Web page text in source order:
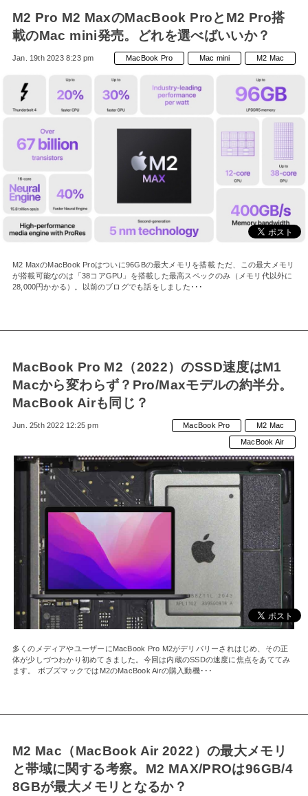
M2 Pro M2 MaxのMacBook ProとM2 Pro搭
載のMac mini発売。どれを選べばいいか？
Jan. 19th 2023 8:23 pm MacBook Pro Mac mini M2 Mac
M2 MaxのMacBook Proはついに96GBの最大メモリを搭載 ただ、この最大メモリ
が搭載可能なのは「38コアGPU」を搭載した最高スペックのみ（メモリ代以外に
28,000円かかる）。以前のブログでも話をしました･･･
MacBook Pro M2（2022）のSSD速度はM1
Macから変わらず？Pro/Maxモデルの約半分。
MacBook Airも同じ？
Jun. 25th 2022 12:25 pm MacBook Pro
M2 Mac
MacBook Air
多くのメディアやユーザーにMacBook Pro M2がデリバリーされはじめ、その正
体が少しづつわかり初めてきました。今回は内蔵のSSDの速度に焦点をあててみ
ます。 ボブズマックではM2のMacBook Airの購入動機･･･
M2 Mac（MacBook Air 2022）の最大メモリ
と帯域に関する考察。M2 MAX/PROは96GB/4
8GBが最大メモリとなるか？